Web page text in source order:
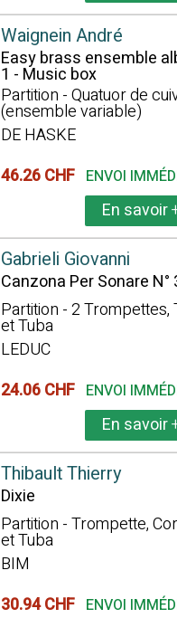
Waignein André
Easy brass ensemble
1 - Music box
Partition - Quatuor de
(ensemble variable)
DE HASKE
46.26 CHF ENVOI
En savoir
Gabrieli Giovanni
Canzona Per Sonare N°
Partition - 2 Trompettes,
et Tuba
LEDUC
24.06 CHF ENVOI
En savoir
Thibault Thierry
Dixie
Partition - Trompette,
et Tuba
BIM
30.94 CHF ENVOI